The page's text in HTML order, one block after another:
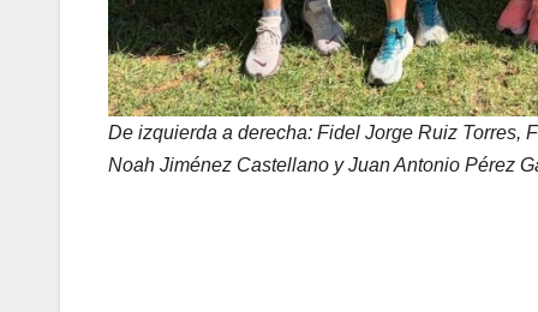
De izquierda a derecha: Fidel Jorge Ruiz Torres,
Noah Jiménez Castellano y Juan Antonio Pérez